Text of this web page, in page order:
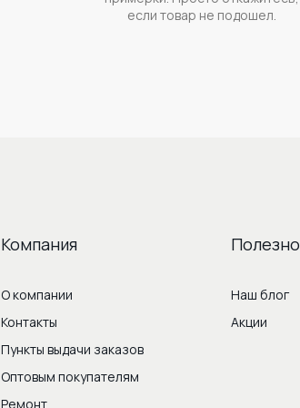
если товар не подошел.
Компания
О компании
Контакты
Пункты выдачи заказов
Оптовым покупателям
Ремонт
Полезно
Наш блог
Акции